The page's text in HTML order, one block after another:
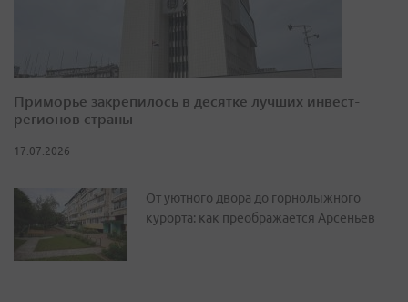
Приморье закрепилось в десятке лучших инвест-
регионов страны
17.07.2026
От уютного двора до горнолыжного
курорта: как преображается Арсеньев